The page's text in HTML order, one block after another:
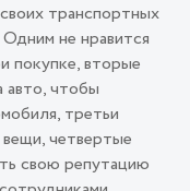
транспортных
не нравится
покупке, вторые
авто, чтобы
третьи
четвертые
свою репутацию